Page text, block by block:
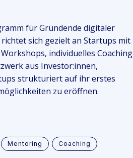
für Gründende digitaler
sich gezielt an Startups mit
individuelles Coaching
aus Investor:innen,
strukturiert auf ihr erstes
zu eröffnen.
Mentoring Coaching